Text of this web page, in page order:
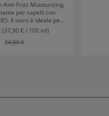
Anti-Frizz Moisturizing
per capelli con
Il siero è ideale per
una protezione
crespo. Conferisce
ai capelli. L'umidità
(37,90 € / 100 ml)
Prezzo normale:
34,80 €